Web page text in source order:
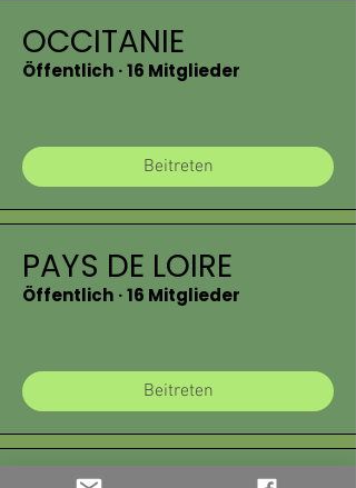
OCCITANIE
Öffentlich ·16 Mitglieder
Beitreten
PAYS DE LOIRE
Öffentlich ·16 Mitglieder
Beitreten